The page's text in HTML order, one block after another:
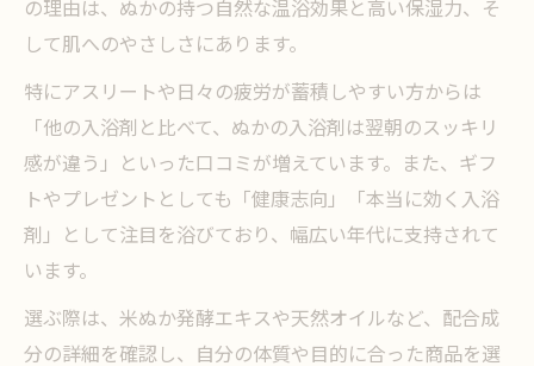
の理由は、ぬかの持つ自然な温浴効果と高い保湿力、そ
して肌へのやさしさにあります。
特にアスリートや日々の疲労が蓄積しやすい方からは
「他の入浴剤と比べて、ぬかの入浴剤は翌朝のスッキリ
感が違う」といった口コミが増えています。また、ギフ
トやプレゼントとしても「健康志向」「本当に効く入浴
剤」として注目を浴びており、幅広い年代に支持されて
います。
選ぶ際は、米ぬか発酵エキスや天然オイルなど、配合成
分の詳細を確認し、自分の体質や目的に合った商品を選